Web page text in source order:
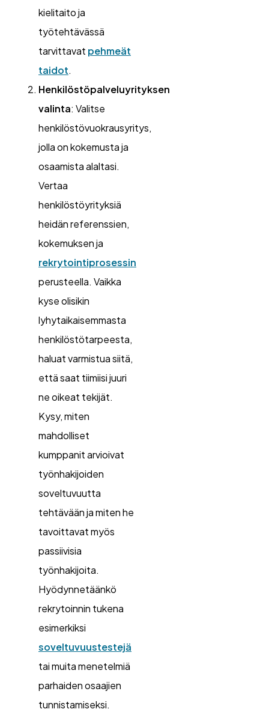
kielitaito ja
työtehtävässä
tarvittavat pehmeät
taidot.
Henkilöstöpalveluyrityksen
valinta: Valitse
henkilöstövuokrausyritys,
jolla on kokemusta ja
osaamista alaltasi.
Vertaa
henkilöstöyrityksiä
heidän referenssien,
kokemuksen ja
rekrytointiprosessin
perusteella. Vaikka
kyse olisikin
lyhytaikaisemmasta
henkilöstötarpeesta,
haluat varmistua siitä,
että saat tiimiisi juuri
ne oikeat tekijät.
Kysy, miten
mahdolliset
kumppanit arvioivat
työnhakijoiden
soveltuvuutta
tehtävään ja miten he
tavoittavat myös
passiivisia
työnhakijoita.
Hyödynnetäänkö
rekrytoinnin tukena
esimerkiksi
soveltuvuustestejä
tai muita menetelmiä
parhaiden osaajien
tunnistamiseksi.